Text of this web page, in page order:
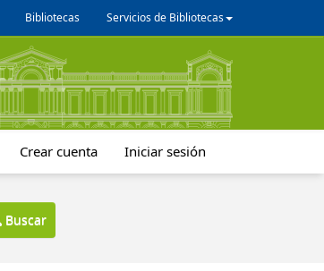
Bibliotecas Servicios de Bibliotecas
Crear cuenta Iniciar sesión
Buscar